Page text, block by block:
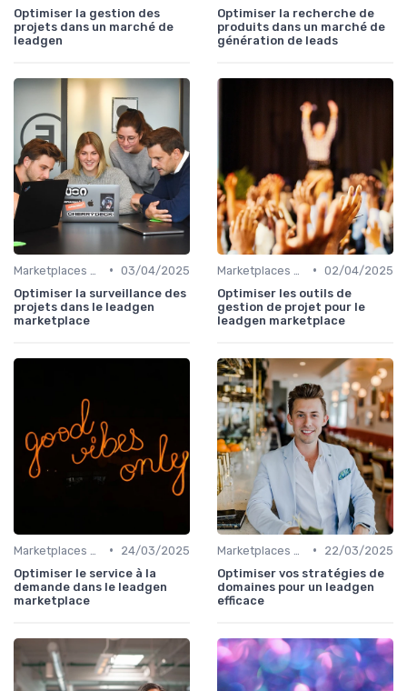
Optimiser la gestion des
projets dans un marché de
leadgen
Optimiser la recherche de
produits dans un marché de
génération de leads
• 03/04/2025
Optimiser la surveillance des
projets dans le leadgen
marketplace
• 02/04/2025
Optimiser les outils de
gestion de projet pour le
leadgen marketplace
•
24/03/2025
Optimiser le service à la
demande dans le leadgen
marketplace
•
22/03/2025
Optimiser vos stratégies de
domaines pour un leadgen
efficace